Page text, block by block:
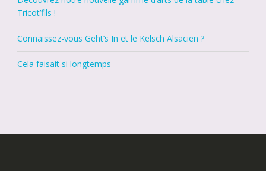
Tricot’fils !
Connaissez-vous Geht’s In et le Kelsch Alsacien ?
Cela faisait si longtemps